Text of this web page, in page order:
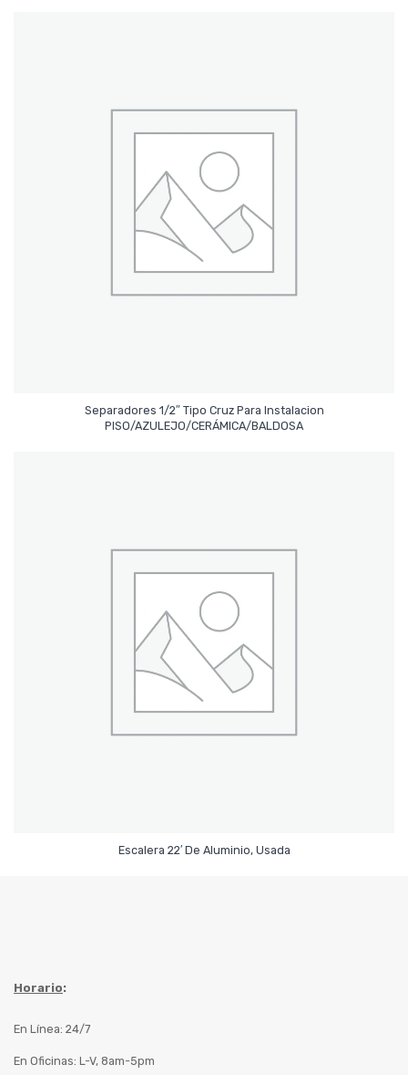
Separadores 1/2″ Tipo Cruz Para Instalacion
PISO/AZULEJO/CERÁMICA/BALDOSA
Leer Más
Escalera 22′ De Aluminio, Usada
Horario:
En Línea: 24/7
En Oficinas: L-V, 8am-5pm